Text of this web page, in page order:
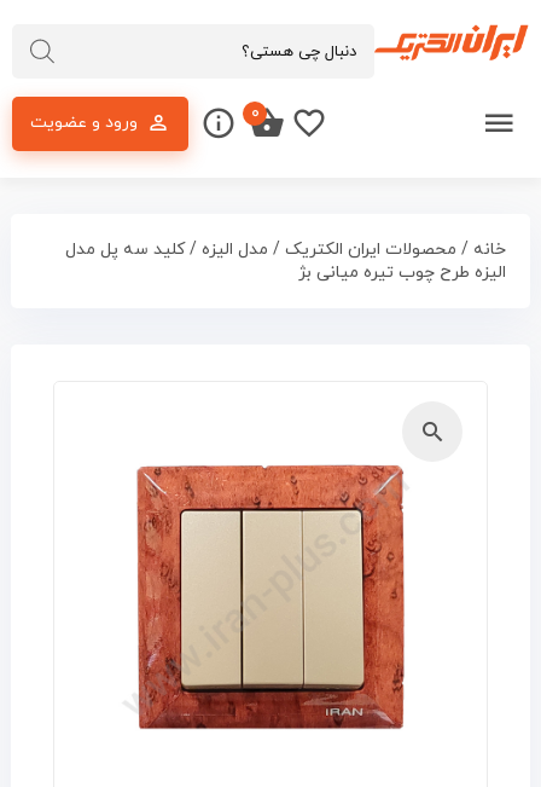
ورود و عضویت ۰
خانه / محصولات ایران الکتریک/ مدل الیزه/ کلید سه پل مدل
الیزه طرح چوب تیره میانی بژ